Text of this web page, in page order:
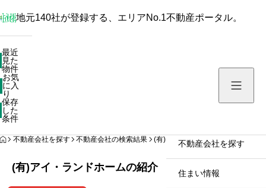
保存した条件
不動産会社を探す
住まい情報
地元140社が登録する、エリアNo.1不動産ポータル。
最近
見た
物件
お気
に入
り
保存
した
条件
HOME
不動産会社を探す 不動産会社の検索結果 (有)アイ・ランドホーム
(有)アイ・ランドホームの紹介